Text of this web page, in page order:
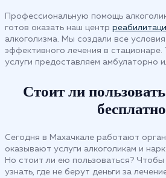
Профессиональную помощь
готов оказать наш центр
алкоголизма. Мы создали все
эффективного лечения в
услуги предоставляем амбулаторно
Стоит ли
Сегодня в Махачкале работают
оказывают услуги алкоголикам и
Но стоит ли ею пользоваться?
узнать, где не берут деньги за